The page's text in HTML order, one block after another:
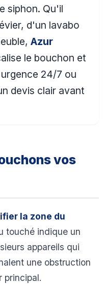
siphon. Qu'il
d'un lavabo
Azur
le bouchon et
24/7 ou
devis clair avant
vos
la zone du
touché indique un
appareils qui
une obstruction
principal.